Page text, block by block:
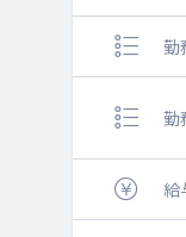
勤
勤
給